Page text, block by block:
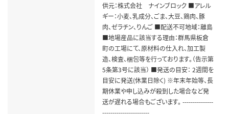
供元：株式会社 ナインブロック ■アレル
ギー：小麦、乳成分、ごま、大豆、鶏肉、豚
肉、ゼラチン、りんご ■配送不可地域：離島
■地場産品に該当する理由：群馬県板倉
町の工場にて、原材料の仕入れ、加工製
造、検査、梱包等を行っております。（告示第
5条第3号に該当） ■発送の目安： 2週間を
目安に発送(休業日除く) ※年末年始等、長
期休業や申し込みが殺到した場合など発
送が遅れる場合もございます。 ---------------
-----------------------